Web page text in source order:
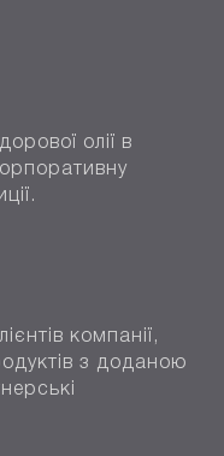
олії в
компанії,
з доданою